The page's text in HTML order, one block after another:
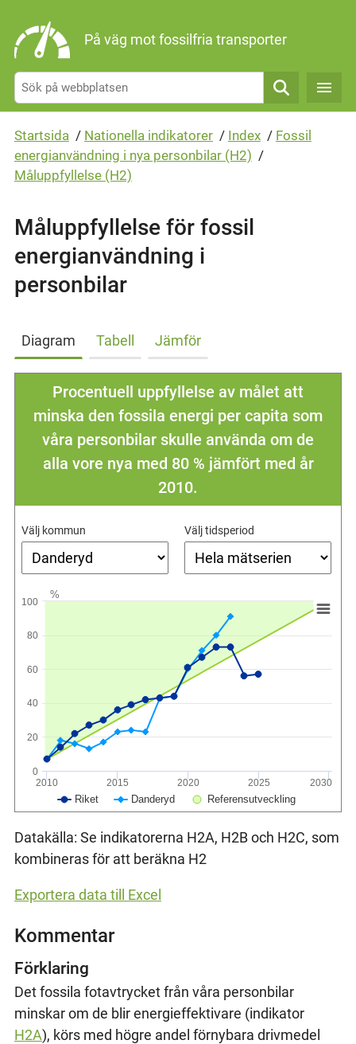
På väg mot fossilfria transporter
Sök
Startsida / Nationella indikatorer / Index / Fossil
energianvändning i nya personbilar (H2) /
Måluppfyllelse (H2)
Måluppfyllelse för fossil
energianvändning i
personbilar
Diagram Tabell Jämför
Procentuell uppfyllelse av målet att
minska den fossila energi per capita som
våra personbilar skulle använda om de
alla vore nya med 80 % jämfört med år
2010.
Välj kommun Välj tidsperiod
%
Riket Danderyd Referensutveckling
2010 2015 2020 2025 2030
0
20
40
60
80
100
Datakälla: Se indikatorerna H2A, H2B och H2C, som
kombineras för att beräkna H2
Exportera data till Excel
Kommentar
Förklaring
Det fossila fotavtrycket från våra personbilar
minskar om de blir energieffektivare (indikator
H2A), körs med högre andel förnybara drivmedel